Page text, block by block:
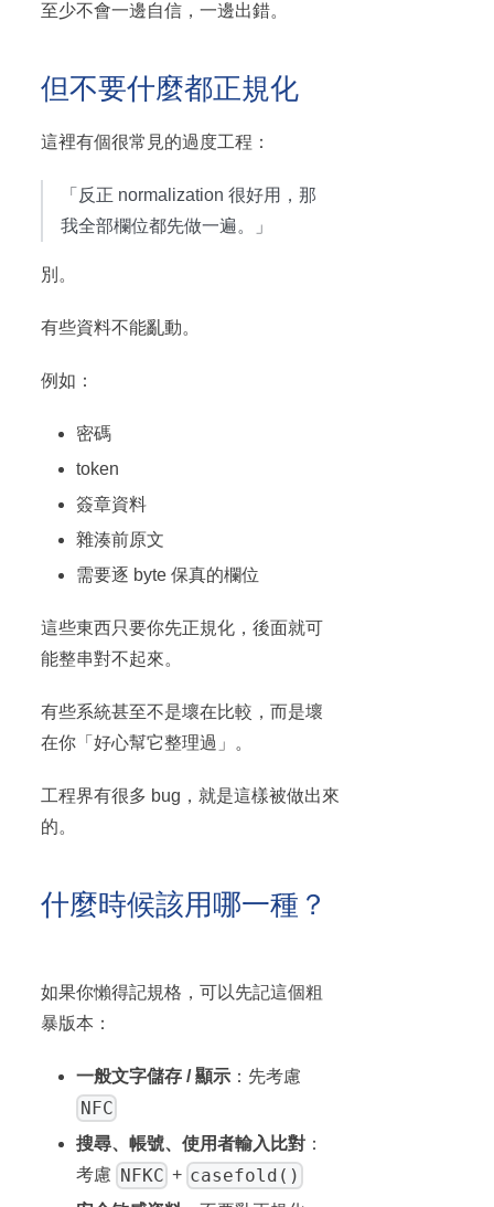
至少不會一邊自信，一邊出錯。
但不要什麼都正規化
這裡有個很常見的過度工程：
「反正 normalization 很好用，那
我全部欄位都先做一遍。」
別。
有些資料不能亂動。
例如：
密碼
token
簽章資料
雜湊前原文
需要逐 byte 保真的欄位
這些東西只要你先正規化，後面就可
能整串對不起來。
有些系統甚至不是壞在比較，而是壞
在你「好心幫它整理過」。
工程界有很多 bug，就是這樣被做出來
的。
什麼時候該用哪一種？
如果你懶得記規格，可以先記這個粗
暴版本：
一般文字儲存 / 顯示 ：先考慮
NFC
搜尋、帳號、使用者輸入比對 ：
考慮 NFKC + casefold()